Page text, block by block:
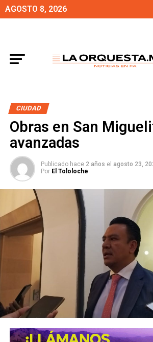
AGOSTO 8, 2026
CIUDAD
Obras en San
avanzadas
Publicado hace 2 años el agosto 23,
Por El Tololoche